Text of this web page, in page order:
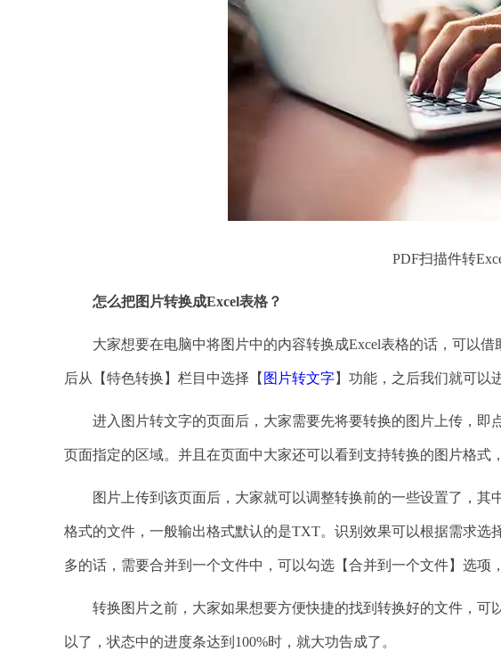
PDF扫描件转
怎么把图片转换成Excel表格？
大家想要在电脑中将图片中的内容转换成Excel表格的话，可以借
后从【特色转换】栏目中选择【 图片转文字】功能，之后我们就可以
进入图片转文字的页面后，大家需要先将要转换的图片上传，即
页面指定的区域。并且在页面中大家还可以看到支持转换的图片格式
图片上传到该页面后，大家就可以调整转换前的一些设置了，其
格式的文件，一般输出格式默认的是TXT。识别效果可以根据需求
多的话，需要合并到一个文件中，可以勾选【合并到一个文件】选项
转换图片之前，大家如果想要方便快捷的找到转换好的文件，可
以了，状态中的进度条达到100%时，就大功告成了。